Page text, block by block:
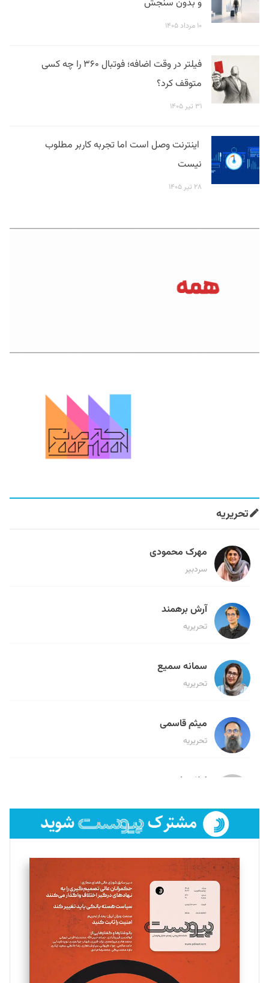
و بدون سنجش
۱۰ مرداد ۱۴۰۵
فیلتر در وقت اضافه؛ فوتبال ۳۶۰ را چه کسی
متوقف کرد؟
۳۱ تیر ۱۴۰۵
اینترنت وصل است اما تجربه کاربر مطلوب
نیست
۲۸ تیر ۱۴۰۵
تحریریه
مهرک محمودی
سردبیر
آرش برهمند
تحریریه
سمانه سمیع
تحریریه
میثم قاسمی
تحریریه
لیلا حنارود
فائزه فتحی رستمی
تحریریه
سروش کرمیان
تحریریه
مینا پاکدل